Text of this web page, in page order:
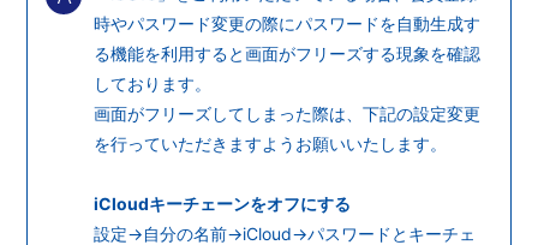
会員登録 ログイン
時やパスワード変更の際にパスワードを自動生成す
る機能を利用すると画面がフリーズする現象を確認
しております。
画面がフリーズしてしまった際は、下記の設定変更
を行っていただきますようお願いいたします。
iCloudキーチェーンをオフにする
設定→自分の名前→iCloud→パスワードとキーチェ